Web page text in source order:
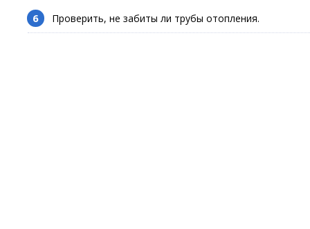
Проверить, не забиты ли трубы отопления.